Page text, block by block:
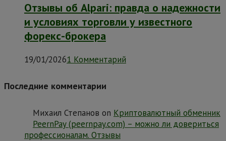
Отзывы об Alpari: правда о надежности
и условиях торговли у известного
форекс-брокера
19/01/20261 Комментарий
Последние комментарии
Михаил Степанов on Криптовалютный обменник
PeernPay (peernpay.com) – можно ли довериться
профессионалам. Отзывы